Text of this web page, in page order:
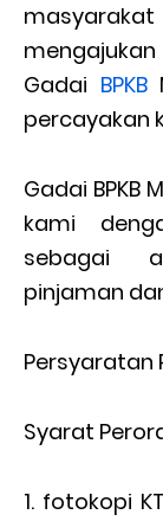
Gadai BPKB
percayakan
Gadai BPKB
kami
sebagai
pinjaman
Persyaratan
Syarat
fotokopi